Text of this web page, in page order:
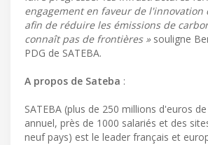
engagement en faveur de l'innovation
afin de réduire les émissions de
connaît pas de frontières »souligne
PDG de SATEBA.
A propos de Sateba :
SATEBA (plus de 250 millions d'euros
annuel, près de 1000 salariés et des
neuf pays) est le leader français et